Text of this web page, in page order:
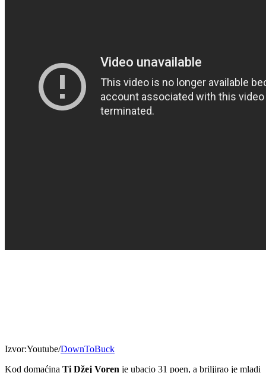
Izvor:Youtube/DownToBuck
Kod domaćina Ti Džej Voren je ubacio 31 poen, a briljirao je mladi